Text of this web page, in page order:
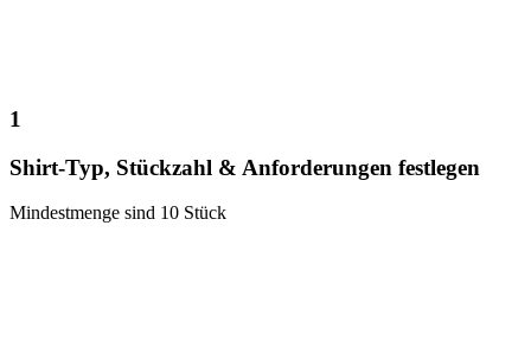
1
Shirt-Typ, Stückzahl & Anforderungen festlegen
Mindestmenge sind 10 Stück